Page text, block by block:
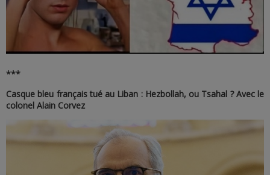
***
Casque bleu français tué au Liban : Hezbollah, ou Tsahal ? Avec le
colonel Alain Corvez